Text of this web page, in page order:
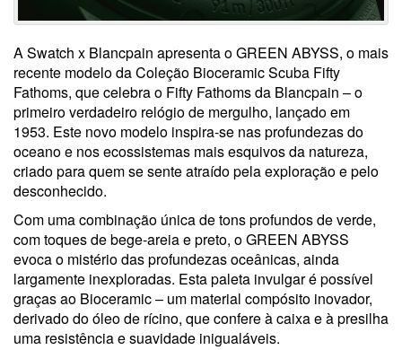
A Swatch x Blancpain apresenta o GREEN ABYSS, o mais
recente modelo da Coleção Bioceramic Scuba Fifty
Fathoms, que celebra o Fifty Fathoms da Blancpain – o
primeiro verdadeiro relógio de mergulho, lançado em
1953. Este novo modelo inspira-se nas profundezas do
oceano e nos ecossistemas mais esquivos da natureza,
criado para quem se sente atraído pela exploração e pelo
desconhecido.
Com uma combinação única de tons profundos de verde,
com toques de bege-areia e preto, o GREEN ABYSS
evoca o mistério das profundezas oceânicas, ainda
largamente inexploradas. Esta paleta invulgar é possível
graças ao Bioceramic – um material compósito inovador,
derivado do óleo de rícino, que confere à caixa e à presilha
uma resistência e suavidade inigualáveis.